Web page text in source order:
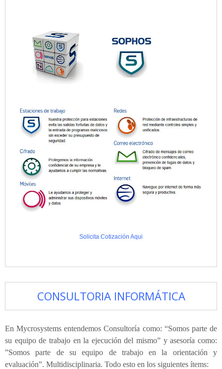
Solicita Cotización Aqui
CONSULTORIA INFORMÁTICA
En Mycrosystems entendemos Consultoría como: “Somos parte de
su equipo de trabajo en la ejecución del mismo” y asesoría como:
”Somos parte de su equipo de trabajo en la orientación y
evaluación”. Multidisciplinaria. Todo esto en los siguientes ítems: